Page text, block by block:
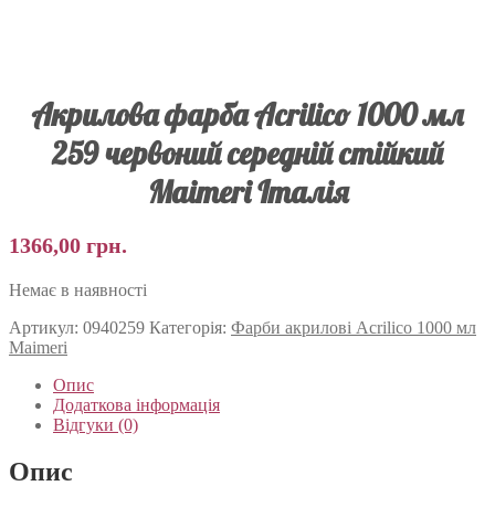
Акрилова фарба Acrilico 1000 мл
259 червоний середній стійкий
Maimeri Італія
1366,00 грн.
Немає в наявності
Артикул: 0940259 Категорія: Фарби акрилові Acrilico 1000 мл
Maimeri
Опис
Додаткова інформація
Відгуки (0)
Опис